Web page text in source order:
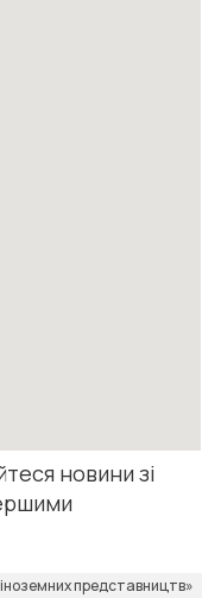
новини зі
представництв»